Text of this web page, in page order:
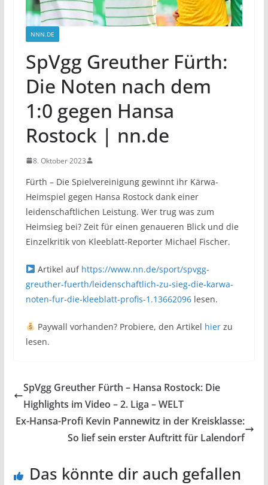
NNN.DE
SpVgg Greuther Fürth:
Die Noten nach dem
1:0 gegen Hansa
Rostock | nn.de
8. Oktober 2023
Fürth – Die Spielvereinigung gewinnt ihr Kärwa-
Heimspiel gegen Hansa Rostock dank einer
leidenschaftlichen Leistung. Wer trug was zum
Heimsieg bei? Zeit für einen genaueren Blick und die
Einzelkritik von Kleeblatt-Reporter Michael Fischer.
Artikel auf https://www.nn.de/sport/spvgg-
greuther-fuerth/leidenschaftlich-zu-sieg-die-karwa-
noten-fur-die-kleeblatt-profis-1.13662096lesen.
Paywall vorhanden? Probiere, den Artikel hierzu
lesen.
SpVgg Greuther Fürth – Hansa Rostock: Die
Highlights im Video – 2. Liga – WELT
Ex-Hansa-Profi Kevin Pannewitz in der Kreisklasse:
So lief sein erster Auftritt für Lalendorf
Das könnte dir auch gefallen